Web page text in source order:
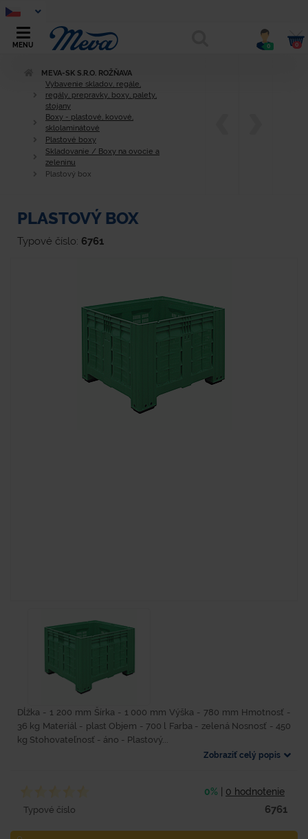
MENU 0 0
MEVA-SK S.R.O. ROŽŇAVA
Vybavenie skladov, regále,
regály, prepravky, boxy, palety,
stojany
Boxy - plastové, kovové,
sklolaminátové
Plastové boxy
Skladovanie / Boxy na ovocie a
zeleninu
Plastový box
PLASTOVÝ BOX
Typové číslo: 6761
Dĺžka - 1 200 mm Šírka - 1 000 mm Výška - 780 mm Hmotnosť -
36 kg Materiál - plast Objem - 700 l Farba - zelená Nosnosť - 450
kg Stohovateľnosť - áno - Plastový...
Zobraziť celý popis
0% 0 hodnotenie
Typové číslo 6761